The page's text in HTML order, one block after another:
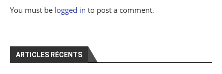
You must be logged in to post a comment.
ARTICLES RÉCENTS